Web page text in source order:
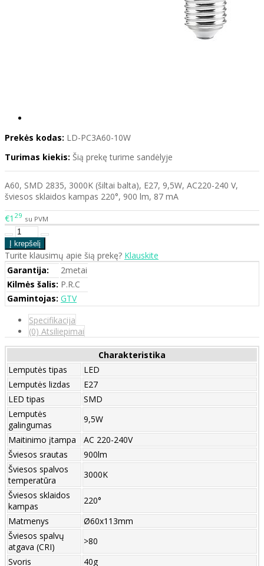
Prekės kodas: LD-PC3A60-10W
Turimas kiekis: Šią prekę turime sandėlyje
A60, SMD 2835, 3000K (šiltai balta), E27, 9,5W, AC220-240 V,
šviesos sklaidos kampas 220°, 900 lm, 87 mA
€1 29 su PVM
Turite klausimų apie šią prekę? Klauskite
Garantija:
2metai
Kilmės šalis: P.R.C
Gamintojas: GTV
Specifikacija
(0) Atsiliepimai
Charakteristika
Lemputės tipas
LED
Lemputės lizdas
E27
LED tipas
SMD
Lemputės
galingumas
9,5W
Maitinimo įtampa
AC 220-240V
Šviesos srautas
900lm
Šviesos spalvos
temperatūra
3000K
Šviesos sklaidos
kampas
220°
Matmenys
Ø60x113mm
Šviesos spalvų
atgava (CRI)
>80
Svoris
40g